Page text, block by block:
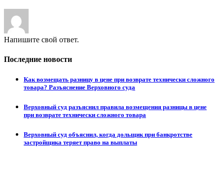
Напишите свой ответ.
Последние новости
Как возмещать разницу в цене при возврате технически сложного
товара? Разъяснение Верховного суда
Верховный суд разъяснил правила возмещения разницы в цене
при возврате технически сложного товара
Верховный суд объяснил, когда дольщик при банкротстве
застройщика теряет право на выплаты